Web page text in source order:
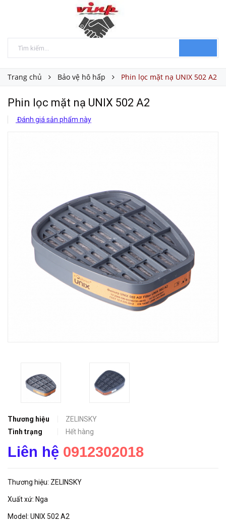
Trang chủ Bảo vệ hô hấp Phin lọc mặt nạ UNIX 502 A2
Phin lọc mặt nạ UNIX 502 A2
Đánh giá sản phẩm này
Thương hiệu
ZELINSKY
Tình trạng
Hết hàng
Liên hệ 0912302018
Thương hiệu: ZELINSKY
Xuất xứ: Nga
Model: UNIX 502 A2